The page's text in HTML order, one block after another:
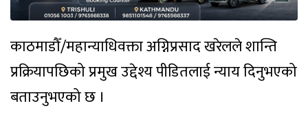
काठमाडौँ/महान्याधिवक्ता अग्निप्रसाद खरेलले शान्ति
प्रक्रियापछिको प्रमुख उद्देश्य पीडितलाई न्याय दिनुभएको
बताउनुभएको छ ।